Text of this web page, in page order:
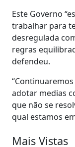
Este Governo
trabalhar para
desregulada
regras
defendeu.
adotar medias
que não se
qual estamos
Mais Vistas